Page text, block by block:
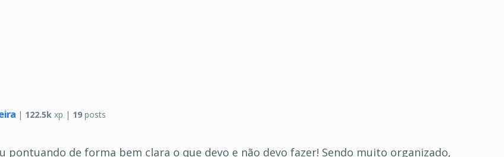
| 122.5k xp | 19 posts
pontuando de forma bem clara o que devo e não devo fazer! Sendo muito organizado,